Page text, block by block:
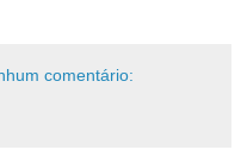
comentário: